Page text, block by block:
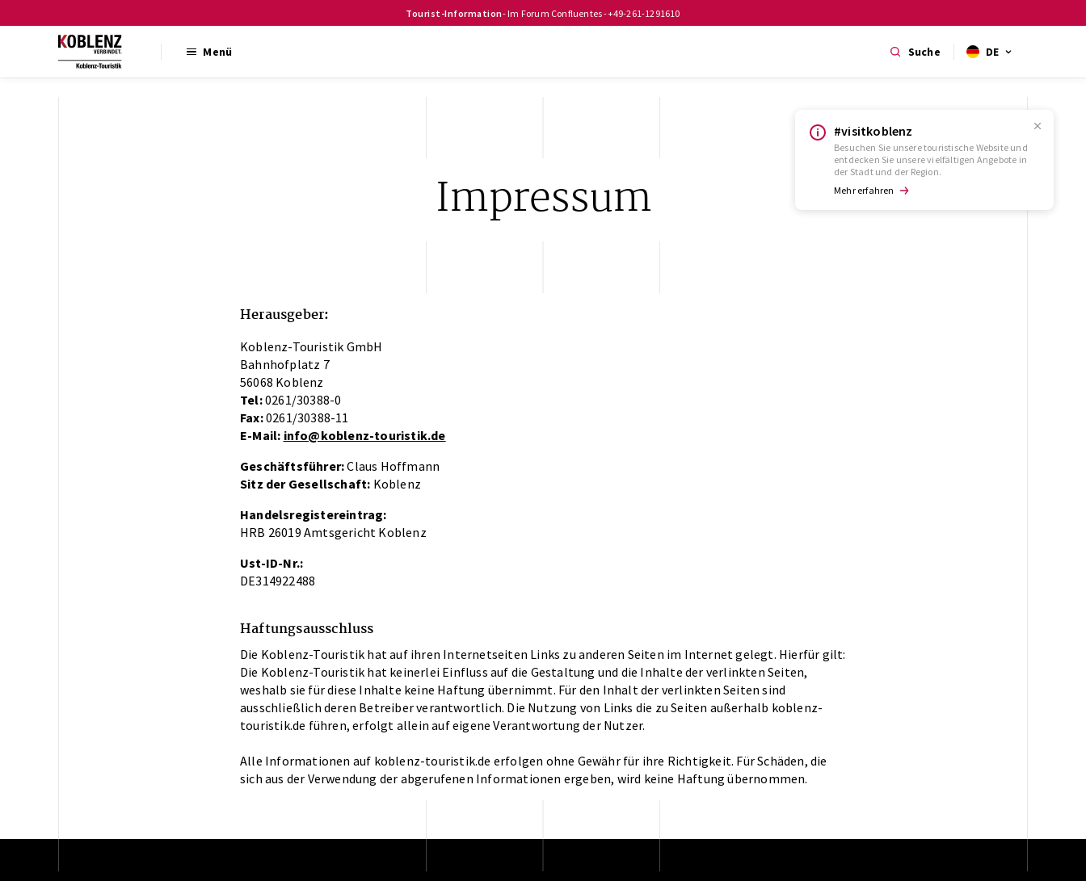
Tourist-Information- Im Forum Confluentes -+49-261-1291610
Menü Suche DE
#visitkoblenz
Besuchen Sie unsere touristische Website und
entdecken Sie unsere vielfältigen Angebote in
der Stadt und der Region.
Mehr erfahren
Impressum
Herausgeber:
Koblenz-Touristik GmbH
Bahnhofplatz 7
56068 Koblenz
Tel:0261/30388-0
Fax:0261/30388-11
E-Mail: info‎@‎koblenz-touristik.de
Geschäftsführer:Claus Hoffmann
Sitz der Gesellschaft: Koblenz
Handelsregistereintrag:
HRB 26019 Amtsgericht Koblenz
Ust-ID-Nr.:
DE314922488
Haftungsausschluss
Die Koblenz-Touristik hat auf ihren Internetseiten Links zu anderen Seiten im Internet gelegt. Hierfür gilt:
Die Koblenz-Touristik hat keinerlei Einfluss auf die Gestaltung und die Inhalte der verlinkten Seiten,
weshalb sie für diese Inhalte keine Haftung übernimmt. Für den Inhalt der verlinkten Seiten sind
ausschließlich deren Betreiber verantwortlich. Die Nutzung von Links die zu Seiten außerhalb koblenz-
touristik.de führen, erfolgt allein auf eigene Verantwortung der Nutzer.
Alle Informationen auf koblenz-touristik.de erfolgen ohne Gewähr für ihre Richtigkeit. Für Schäden, die
sich aus der Verwendung der abgerufenen Informationen ergeben, wird keine Haftung übernommen.